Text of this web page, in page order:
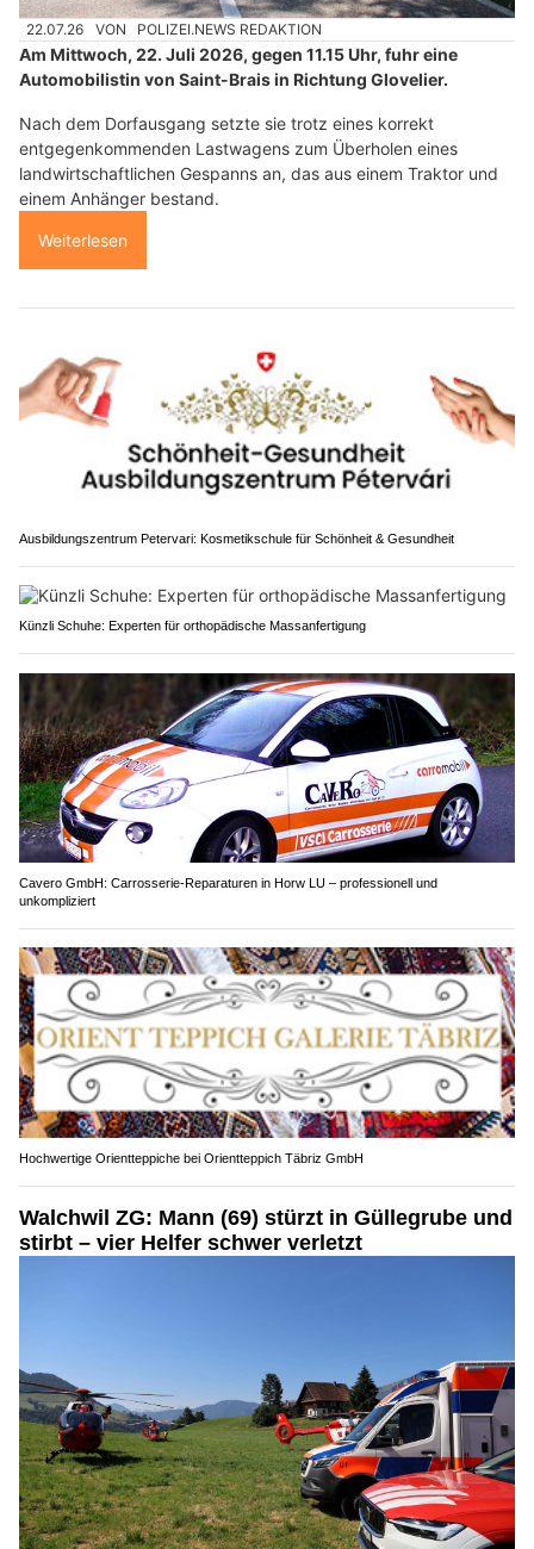
22.07.26 VON POLIZEI.NEWS REDAKTION
Am Mittwoch, 22. Juli 2026, gegen 11.15 Uhr, fuhr eine
Automobilistin von Saint-Brais in Richtung Glovelier.
Nach dem Dorfausgang setzte sie trotz eines korrekt
entgegenkommenden Lastwagens zum Überholen eines
landwirtschaftlichen Gespanns an, das aus einem Traktor und
einem Anhänger bestand.
Weiterlesen
Ausbildungszentrum Petervari: Kosmetikschule für Schönheit & Gesundheit
Künzli Schuhe: Experten für orthopädische Massanfertigung
Cavero GmbH: Carrosserie-Reparaturen in Horw LU – professionell und
unkompliziert
Hochwertige Orientteppiche bei Orientteppich Täbriz GmbH
Walchwil ZG: Mann (69) stürzt in Güllegrube und
stirbt – vier Helfer schwer verletzt